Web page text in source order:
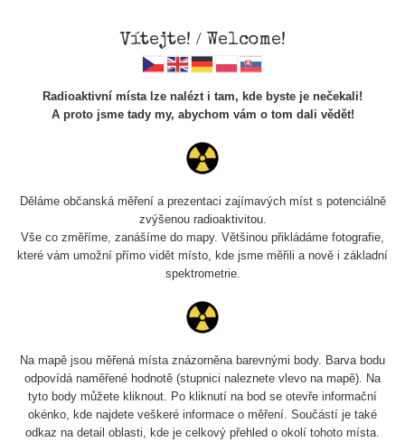
(Novoveská Huta)
Vítejte! / Welcome!
Radioaktivní místa lze nalézt i tam, kde byste je nečekali!
A proto jsme tady my, abychom vám o tom dali vědět!
Děláme občanská měření a prezentaci zajímavých míst s potenciálně
zvýšenou radioaktivitou.
Vše co změříme, zanášíme do mapy. Většinou přikládáme fotografie,
které vám umožní přímo vidět místo, kde jsme měřili a nově i základní
spektrometrie.
Na mapě jsou měřená místa znázorněna barevnými body. Barva bodu
odpovídá naměřené hodnotě (stupnici naleznete vlevo na mapě). Na
tyto body můžete kliknout. Po kliknutí na bod se otevře informační
okénko, kde najdete veškeré informace o měření. Součástí je také
odkaz na detail oblasti, kde je celkový přehled o okolí tohoto místa.